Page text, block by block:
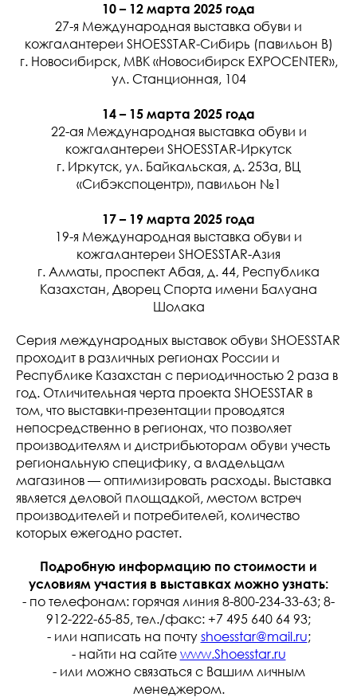
10 – 12 марта 2025 года
27-я Международная выставка обуви и
кожгалантереи SHOESSTAR-Сибирь (павильон В)
г. Новосибирск, МВК «Новосибирск EXPOCENTER»,
ул. Станционная, 104
14 – 15 марта 2025 года
22-ая Международная выставка обуви и
кожгалантереи SHOESSTAR-Иркутск
г. Иркутск, ул. Байкальская, д. 253а, ВЦ
«Сибэкспоцентр», павильон №1
17 – 19 марта 2025 года
19-я Международная выставка обуви и
кожгалантереи SHOESSTAR-Азия
г. Алматы, проспект Абая, д. 44, Республика
Казахстан, Дворец Спорта имени Балуана
Шолака
Серия международных выставок обуви SHOESSTAR
проходит в различных регионах России и
Республике Казахстан с периодичностью 2 раза в
год. Отличительная черта проекта SHOESSTAR в
том, что выставки-презентации проводятся
непосредственно в регионах, что позволяет
производителям и дистрибьюторам обуви учесть
региональную специфику, а владельцам
магазинов — оптимизировать расходы. Выставка
является деловой площадкой, местом встреч
производителей и потребителей, количество
которых ежегодно растет.
Подробную информацию по стоимости и
условиям участия в выставках можно узнать:
- по телефонам: горячая линия 8-800-234-33-63; 8-
912-222-65-85, тел./факс: +7 495 640 64 93;
- или написать на почту shoesstar@mail.ru;
- найти на сайте www.Shoesstar.ru
- или можно связаться с Вашим личным
менеджером.